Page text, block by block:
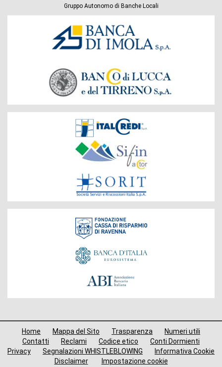
Gruppo Autonomo di Banche Locali
Fondazione
Menù
di
navigazione
Home Mappa del Sito Trasparenza
Numeri utili
Contatti
Reclami Codice etico
Conti Dormienti
Privacy
Segnalazioni WHISTLEBLOWING
Informativa Cookie
Disclaimer
Impostazione cookie